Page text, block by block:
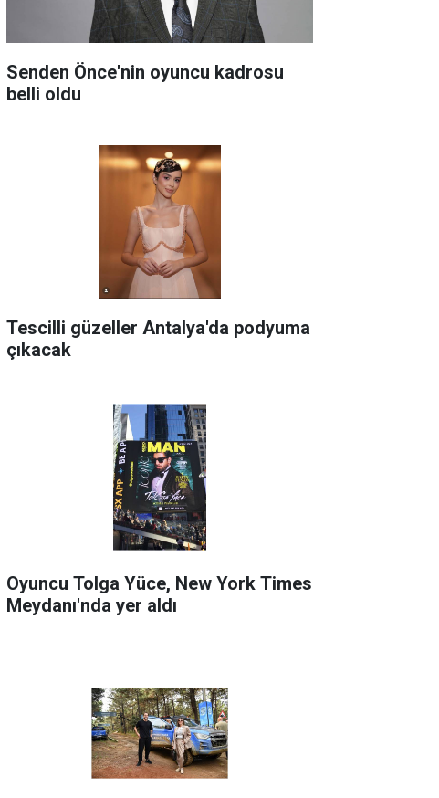
Senden Önce'nin oyuncu kadrosu
belli oldu
Tescilli güzeller Antalya'da podyuma
çıkacak
Oyuncu Tolga Yüce, New York Times
Meydanı'nda yer aldı